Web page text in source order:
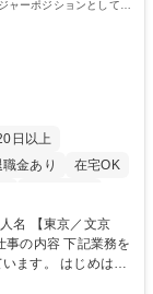
ーポジションとして活
日以上
職金あり
在宅OK
ます。 はじめは担
やマネージャーポ